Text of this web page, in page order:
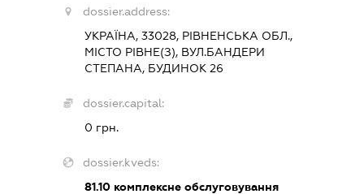
dossier.address:
УКРАЇНА, 33028, РІВНЕНСЬКА ОБЛ.,
МІСТО РІВНЕ(З), ВУЛ.БАНДЕРИ
СТЕПАНА, БУДИНОК 26
dossier.capital:
0 грн.
dossier.kveds:
81.10 комплексне обслуговування